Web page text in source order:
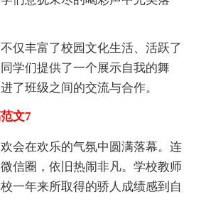
仅丰富了校园文化生活、活跃了
学们提供了一个展示自我的舞
了班级之间的交流与合作。
文7
会在欢乐的气氛中圆满落幕。连
信圈，依旧热闹非凡。学校教师
一年来所取得的骄人成绩感到自